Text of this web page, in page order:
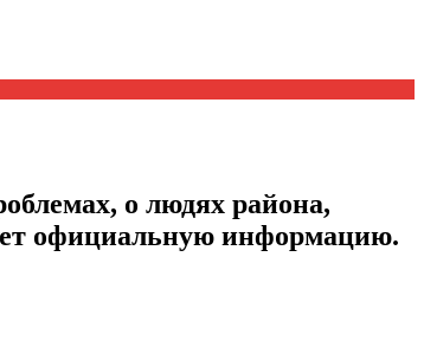
о людях района,
официальную информацию.